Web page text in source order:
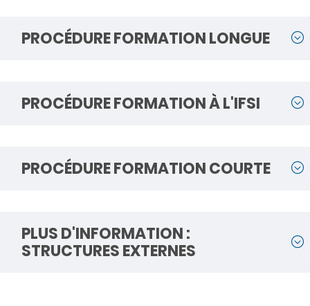
PROCÉDURE FORMATION LONGUE
PROCÉDURE FORMATION À L'IFSI
PROCÉDURE FORMATION COURTE
PLUS D'INFORMATION :
STRUCTURES EXTERNES